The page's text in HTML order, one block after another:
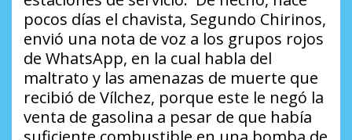
pocos días el chavista, Segundo Chirinos,
envió una nota de voz a los grupos rojos
de WhatsApp, en la cual habla del
maltrato y las amenazas de muerte que
recibió de Vílchez, porque este le negó la
venta de gasolina a pesar de que había